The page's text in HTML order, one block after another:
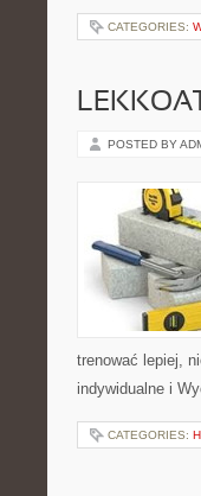
CATEGORIES:
POSTED BY
trenować lepiej,
indywidualne i
CATEGORIES: